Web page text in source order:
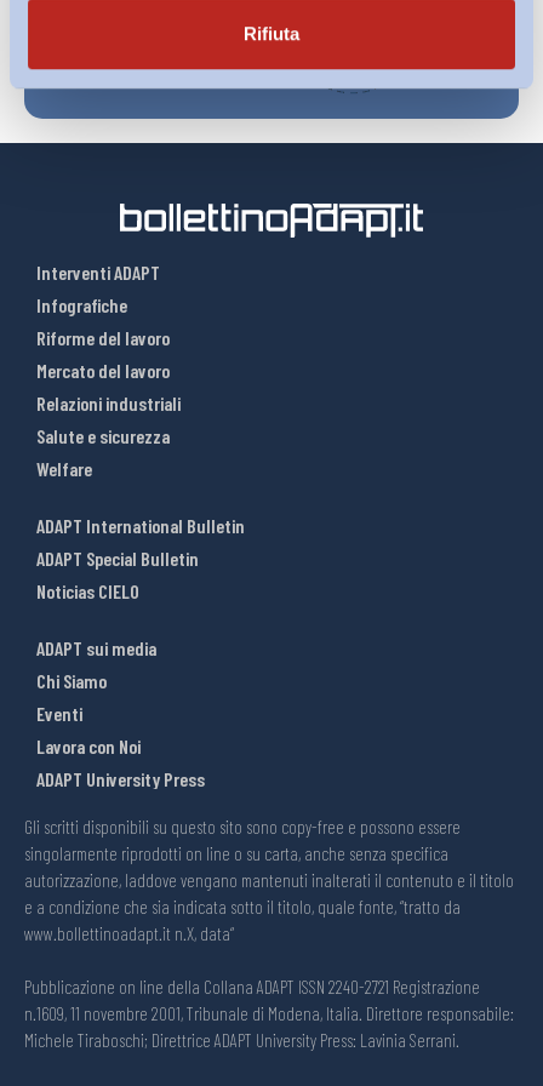
Rifiuta
Interventi ADAPT
Infografiche
Riforme del lavoro
Mercato del lavoro
Relazioni industriali
Salute e sicurezza
Welfare
ADAPT International Bulletin
ADAPT Special Bulletin
Noticias CIELO
ADAPT sui media
Chi Siamo
Eventi
Lavora con Noi
ADAPT University Press
Gli scritti disponibili su questo sito sono copy-free e possono essere
singolarmente riprodotti on line o su carta, anche senza specifica
autorizzazione, laddove vengano mantenuti inalterati il contenuto e il titolo
e a condizione che sia indicata sotto il titolo, quale fonte, “tratto da
www.bollettinoadapt.it n.X, data“
Pubblicazione on line della Collana ADAPT ISSN 2240-2721 Registrazione
n.1609, 11 novembre 2001, Tribunale di Modena, Italia. Direttore responsabile:
Michele Tiraboschi; Direttrice ADAPT University Press: Lavinia Serrani.